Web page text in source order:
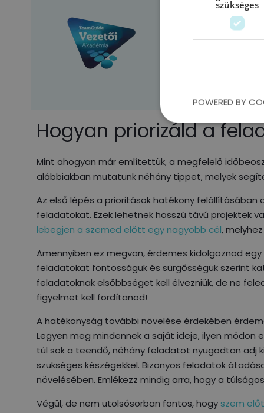
Vezetőként
kérdéseidre
szakmai
Hogyan priorizáld a
Mint ahogyan már említettük, a megfelelő
alábbiakban mutatunk néhány tippet, melyek
Az első lépés a prioritások hatékony
feladatokat. Ezek lehetnek hosszú távú projektek
lebegjen a szemed előtt egy nagyobb cél,
Amennyiben ez megvan, érdemes kidolgoznod
feladatokat fontosságuk és sürgősségük szerint
feladatoknak elsőbbséget kell élvezniük, de ne
figyelmet kell fordítanod!
A hatékonyság további növelése érdekében
Legyen meg mindennek a saját ideje, ilyen
túl sok a teendő, néhány feladatot nyugodtan adj
szükséges készégekkel. Bizonyos feladatok
növelésében. Emlékezz mindig arra, hogy a
Végül, de nem utolsósorban fontos, hogy szem
szükséges
POWERED BY